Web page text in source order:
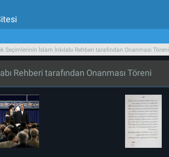
Seçimlerinin İslam İnkılabı Rehberi tarafından Onanması Töreni
Rehberi tarafından Onanması Töreni